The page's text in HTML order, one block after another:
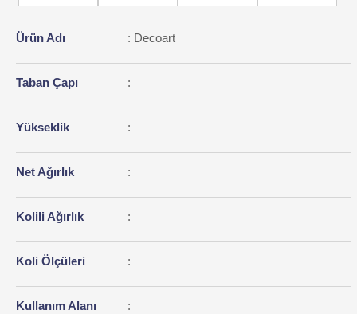
Ürün Adı : Decoart
Taban Çapı :
Yükseklik :
Net Ağırlık :
Kolili Ağırlık :
Koli Ölçüleri :
Kullanım Alanı :